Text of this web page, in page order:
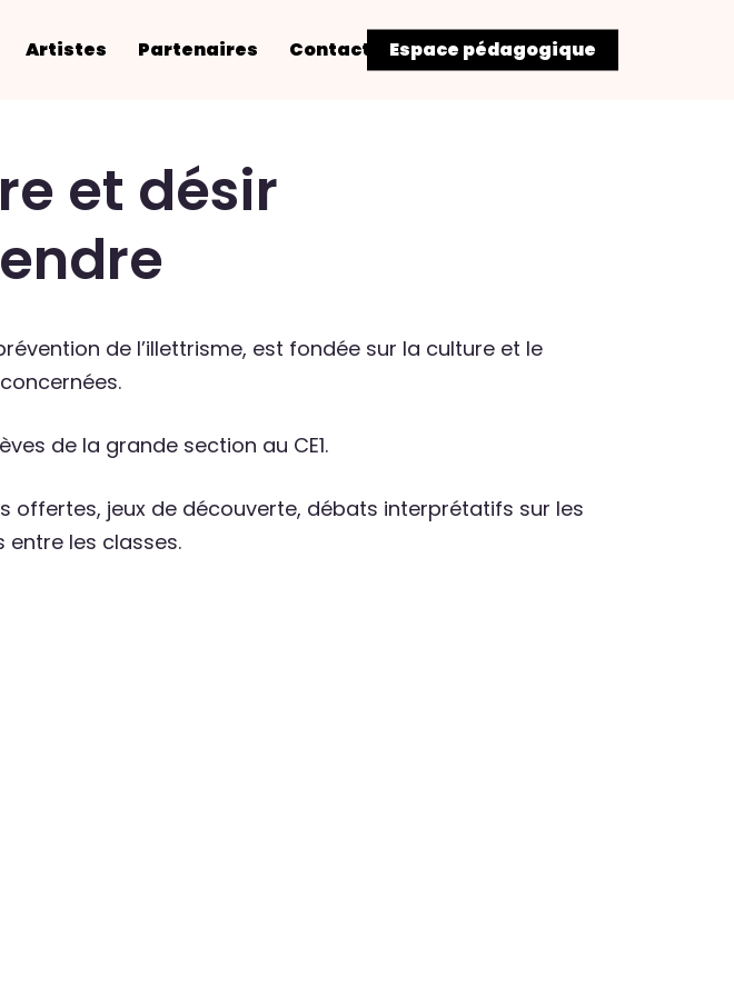
Artistes Partenaires Contact Espace pédagogique
et désir
de l’illettrisme, est fondée sur la culture et le
de la grande section au CE1.
offertes, jeux de découverte, débats interprétatifs sur les
les classes.